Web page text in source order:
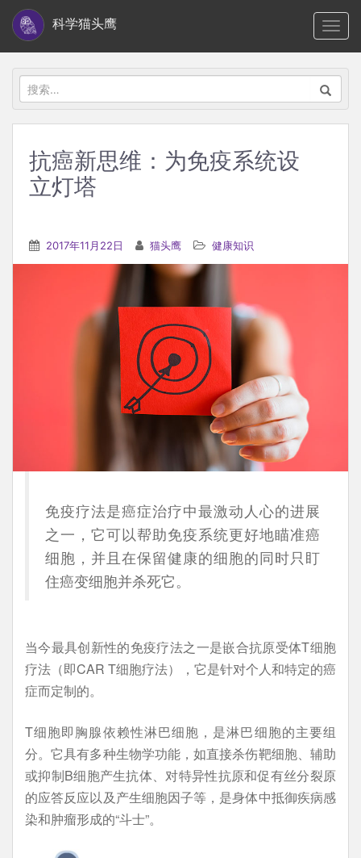
i
科学猫头鹰
搜
索：
抗癌新思维：为免疫系统设
立灯塔
2017年11月22日 猫头鹰 健康知识
免疫疗法是癌症治疗中最激动人心的进展
之一，它可以帮助免疫系统更好地瞄准癌
细胞，并且在保留健康的细胞的同时只盯
住癌变细胞并杀死它。
当今最具创新性的免疫疗法之一是嵌合抗原受体T细胞
疗法（即CAR T细胞疗法），它是针对个人和特定的癌
症而定制的。
T细胞即胸腺依赖性淋巴细胞，是淋巴细胞的主要组
分。它具有多种生物学功能，如直接杀伤靶细胞、辅助
或抑制B细胞产生抗体、对特异性抗原和促有丝分裂原
的应答反应以及产生细胞因子等，是身体中抵御疾病感
染和肿瘤形成的“斗士”。